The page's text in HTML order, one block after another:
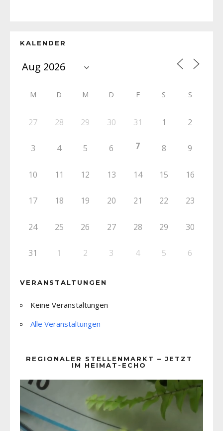
KALENDER
M D M D F S S
27 28 29 30 31 1 2
3 4 5 6 7 8 9
10 11 12 13 14 15 16
17 18 19 20 21 22 23
24 25 26 27 28 29 30
31 1 2 3 4 5 6
VERANSTALTUNGEN
Keine Veranstaltungen
Alle Veranstaltungen
REGIONALER STELLENMARKT – JETZT
IM HEIMAT-ECHO
Player